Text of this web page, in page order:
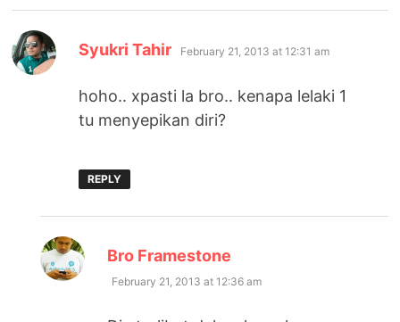
Syukri Tahir says:
February 21, 2013 at 12:31 am
hoho.. xpasti la bro.. kenapa lelaki 1
tu menyepikan diri?
REPLY
Bro Framestone
February 21, 2013 at 12:36 am